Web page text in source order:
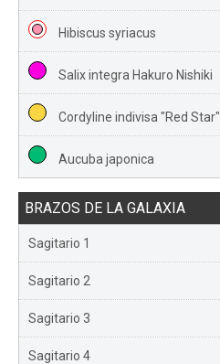
Hibiscus syriacus
Salix integra Hakuro Nishiki
Cordyline indivisa "Red Star"
Aucuba japonica
BRAZOS DE LA GALAXIA
Sagitario 1
Sagitario 2
Sagitario 3
Sagitario 4